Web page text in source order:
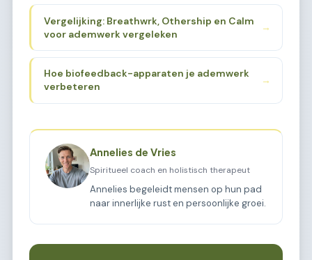
Vergelijking: Breathwrk, Othership en Calm
voor ademwerk vergeleken
→
Hoe biofeedback-apparaten je ademwerk
verbeteren
→
Annelies de Vries
Spiritueel coach en holistisch therapeut
Annelies begeleidt mensen op hun pad
naar innerlijke rust en persoonlijke groei.